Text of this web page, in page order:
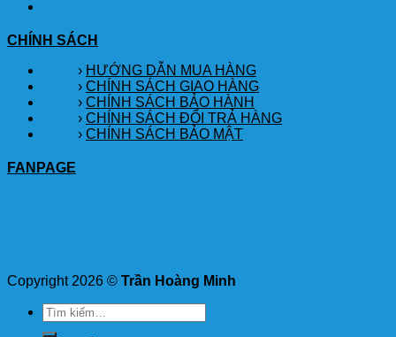
CHÍNH SÁCH
› HƯỚNG DẪN MUA HÀNG
› CHÍNH SÁCH GIAO HÀNG
› CHÍNH SÁCH BẢO HÀNH
› CHÍNH SÁCH ĐỔI TRẢ HÀNG
› CHÍNH SÁCH BẢO MẬT
FANPAGE
Copyright 2026 © Trần Hoàng Minh
Tìm
kiếm: